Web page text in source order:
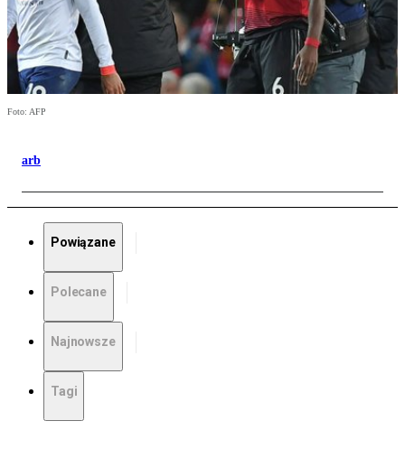
Foto: AFP
arb
Powiązane
Polecane
Najnowsze
Tagi